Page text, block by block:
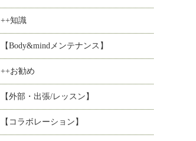
++知識
【Body&mindメンテナンス】
++お勧め
【外部・出張/レッスン】
【コラボレーション】